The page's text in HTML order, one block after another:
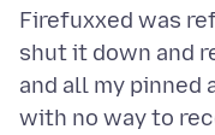
Firefuxxed was
shut it down and
and all my pinned
with no way to